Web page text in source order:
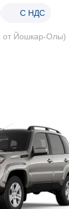
С НДС
от Йошкар-Олы)